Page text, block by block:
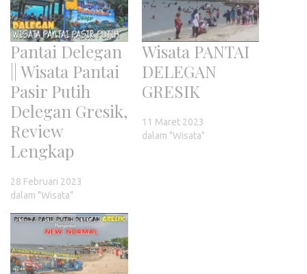
Pantai Delegan
|| Wisata Pantai
Pasir Putih
Delegan Gresik,
Review
Lengkap
28 Februari 2023
dalam "Wisata"
Wisata PANTAI
DELEGAN
GRESIK
11 Maret 2023
dalam "Wisata"